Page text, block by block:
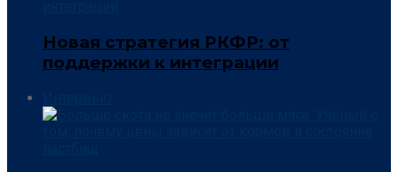
Новая стратегия РКФР: от
поддержки к интеграции